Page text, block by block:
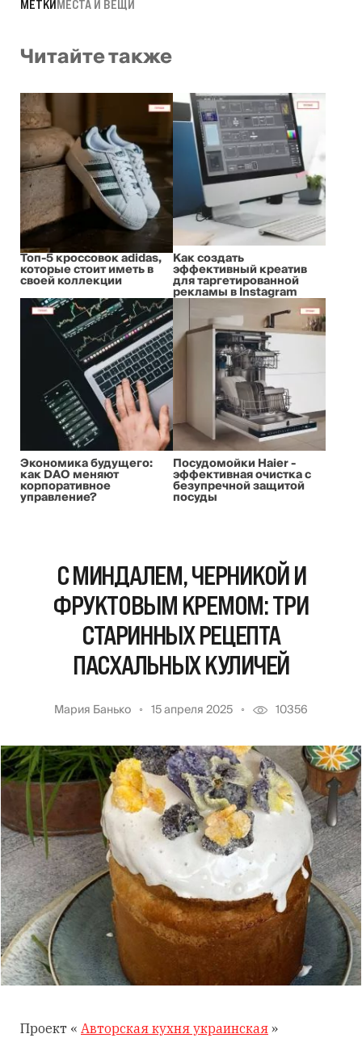
МЕТКИ МЕСТА И ВЕЩИ
Читайте также
Топ-5 кроссовок adidas,
которые стоит иметь в
своей коллекции
Как создать
эффективный креатив
для таргетированной
рекламы в Instagram
Экономика будущего:
как DAO меняют
корпоративное
управление?
Посудомойки Haier -
эффективная очистка с
безупречной защитой
посуды
С МИНДАЛЕМ, ЧЕРНИКОЙ И
ФРУКТОВЫМ КРЕМОМ: ТРИ
СТАРИННЫХ РЕЦЕПТА
ПАСХАЛЬНЫХ КУЛИЧЕЙ
Мария Банько 15 апреля 2025 10356
Проект « Авторская кухня украинская »